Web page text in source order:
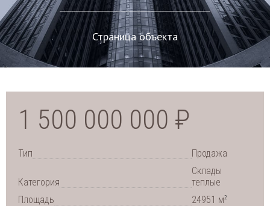
Страница объекта
1 500 000 000 ₽
Тип Продажа
Категория
Склады
теплые
Площадь
24951 м2